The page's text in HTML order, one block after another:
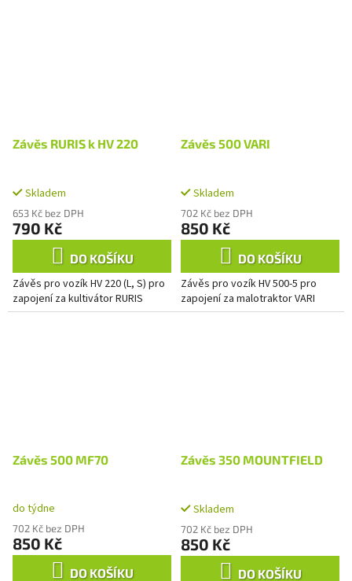
Závěs RURIS k HV 220
Skladem
653 Kč bez DPH
790 Kč
DO KOŠÍKU
Závěs pro vozík HV 220 (L, S) pro
zapojení za kultivátor RURIS
Závěs 500 VARI
Skladem
702 Kč bez DPH
850 Kč
DO KOŠÍKU
Závěs pro vozík HV 500-5 pro
zapojení za malotraktor VARI
Závěs 500 MF70
do týdne
702 Kč bez DPH
850 Kč
DO KOŠÍKU
Závěs 350 MOUNTFIELD
Skladem
702 Kč bez DPH
850 Kč
DO KOŠÍKU